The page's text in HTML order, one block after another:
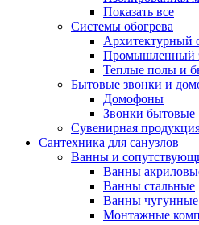
Показать все
Системы обогрева
Архитектурный
Промышленный
Теплые полы и
Бытовые звонки и
Домофоны
Звонки бытовые
Сувенирная
Сантехника для санузлов
Ванны и
Ванны
Ванны стальные
Ванны чугунные
Монтажные